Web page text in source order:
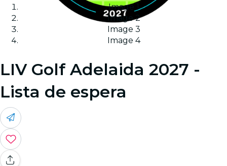
Image 1
Image 2
Image 3
Image 4
LIV Golf Adelaida 2027 -
Lista de espera